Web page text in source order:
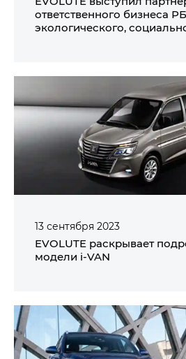
ответственного бизнеса
экологического,
13 сентября 2023
EVOLUTE раскрывает
модели i‑VAN